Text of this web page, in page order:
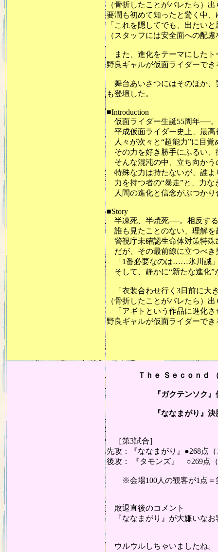
（骨折したことがバレたら）
要潤も初めて知ったと驚く中
「これを隠してでも、出たい
（スタッフには安全面への配
また、進化をテーマにしたト
野良ギャルが仮面ライダーで
舞台あいさつにはそのほか、
も登壇した。
■Introduction
仮面ライダー生誕55周年──。
平成仮面ライダー史上、最高
人々が次々と“超能力”に目覚
その力を好き勝手にふるい、
そんな混沌の中、立ち向かう
特殊な力は持たないが、誰よ
力を持つ者の“暴走”と、力な
人間の進化と信念がぶつかり
■Story
半凍死、半焼死──。相反す
誰も見たことのない、理解を
警視庁未確認生命体対策特殊
だが、その最前線に立つべき
「1番必要なのは……氷川誠
そして、静かに“新たな進化”
「衣装合わせ行く3日前に大
（骨折したことがバレたら）
「アギトという作品に進化さ
野良ギャルが仮面ライダーで
Ｔｈｅ Ｓｅｃｏｎｄ （芸
『ガクテンソク』優勝
『ななまがり』決勝戦
［第3試合］
先攻：『ななまがり』●268点
後攻： 『タモンズ』 ○269点
※会場100人の観客が1点＝笑
敗退直後のコメント
『ななまがり』が大嫌いな
ウルウルしちゃいましたね。